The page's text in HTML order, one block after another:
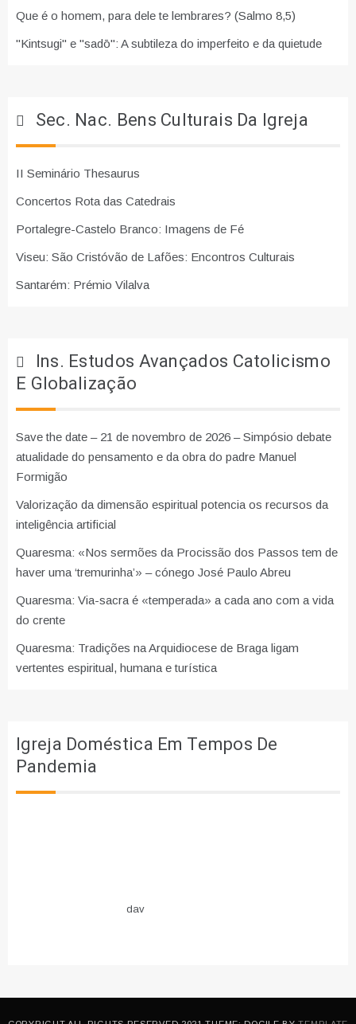
Que é o homem, para dele te lembrares? (Salmo 8,5)
"Kintsugi" e "sadō": A subtileza do imperfeito e da quietude
Sec. Nac. Bens Culturais Da Igreja
II Seminário Thesaurus
Concertos Rota das Catedrais
Portalegre-Castelo Branco: Imagens de Fé
Viseu: São Cristóvão de Lafões: Encontros Culturais
Santarém: Prémio Vilalva
Ins. Estudos Avançados Catolicismo
E Globalização
Save the date – 21 de novembro de 2026 – Simpósio debate
atualidade do pensamento e da obra do padre Manuel
Formigão
Valorização da dimensão espiritual potencia os recursos da
inteligência artificial
Quaresma: «Nos sermões da Procissão dos Passos tem de
haver uma ‘tremurinha’» – cónego José Paulo Abreu
Quaresma: Via-sacra é «temperada» a cada ano com a vida
do crente
Quaresma: Tradições na Arquidiocese de Braga ligam
vertentes espiritual, humana e turística
Igreja Doméstica Em Tempos De
Pandemia
dav